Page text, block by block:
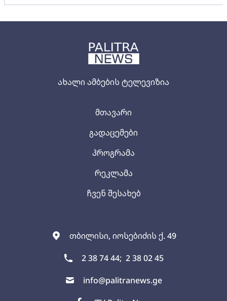
ახალი ამბების ტელევიზია
თბილისი, იოსებიძის ქ. 49
2 38 74 44; 2 38 02 45
info@palitranews.ge
მთავარი
გადაცემები
პროგრამა
რეკლამა
ჩვენ შესახებ